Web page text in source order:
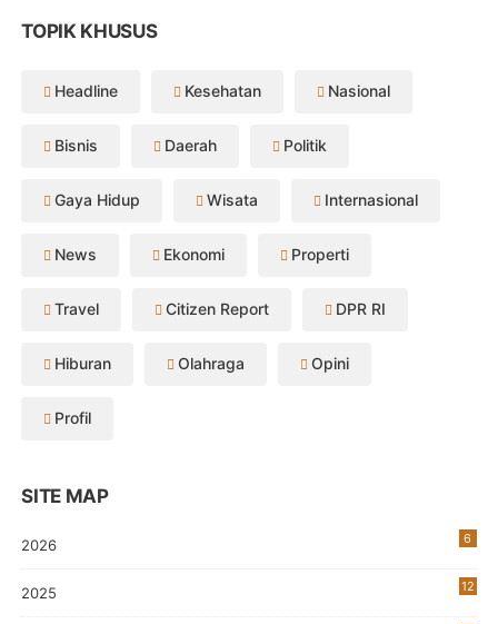
TOPIK KHUSUS
Headline Kesehatan Nasional
Bisnis Daerah Politik
Gaya Hidup Wisata Internasional
News Ekonomi Properti
Travel Citizen Report DPR RI
Hiburan Olahraga Opini
Profil
SITE MAP
2026 6
2025 12